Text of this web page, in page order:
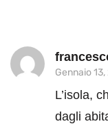
Gennaio
L’isola,
dagli